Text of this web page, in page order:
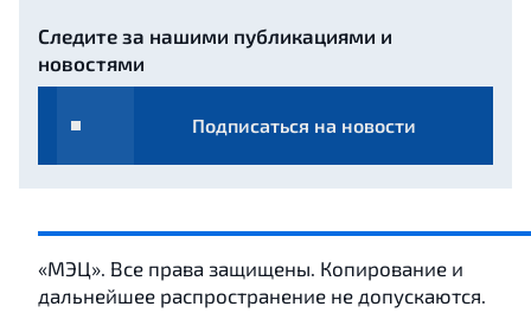
Следите за нашими публикациями и
новостями
Подписаться на новости
«МЭЦ». Все права защищены. Копирование и
дальнейшее распространение не допускаются.